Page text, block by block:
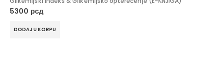
5300 рсд
DODAJ U KORPU